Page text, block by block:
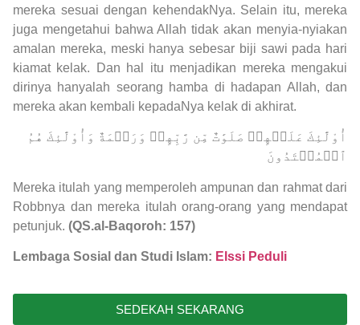
mereka sesuai dengan kehendakNya. Selain itu, mereka
juga mengetahui bahwa Allah tidak akan menyia-nyiakan
amalan mereka, meski hanya sebesar biji sawi pada hari
kiamat kelak. Dan hal itu menjadikan mereka mengakui
dirinya hanyalah seorang hamba di hadapan Allah, dan
mereka akan kembali kepadaNya kelak di akhirat.
أُوْلَٰٓئِكَ عَلَيۡهِمۡ صَلَوَٰتٌ مِّن رَّبِّهِمۡ وَرَحۡمَةٌ وَأُوْلَٰٓئِكَ هُمُ
ٱلۡمُهۡتَدُونَ
Mereka itulah yang memperoleh ampunan dan rahmat dari
Robbnya dan mereka itulah orang-orang yang mendapat
petunjuk. (QS.al-Baqoroh: 157)
Lembaga Sosial dan Studi Islam: Elssi Peduli
SEDEKAH SEKARANG